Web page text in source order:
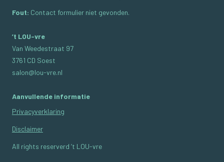
Fout: Contact formulier niet gevonden.
’t LOU-vre
Van Weedestraat 97
3761 CD Soest
salon@lou-vre.nl
Aanvullende informatie
Privacyverklaring
Disclaimer
All rights reserverd ’t LOU-vre